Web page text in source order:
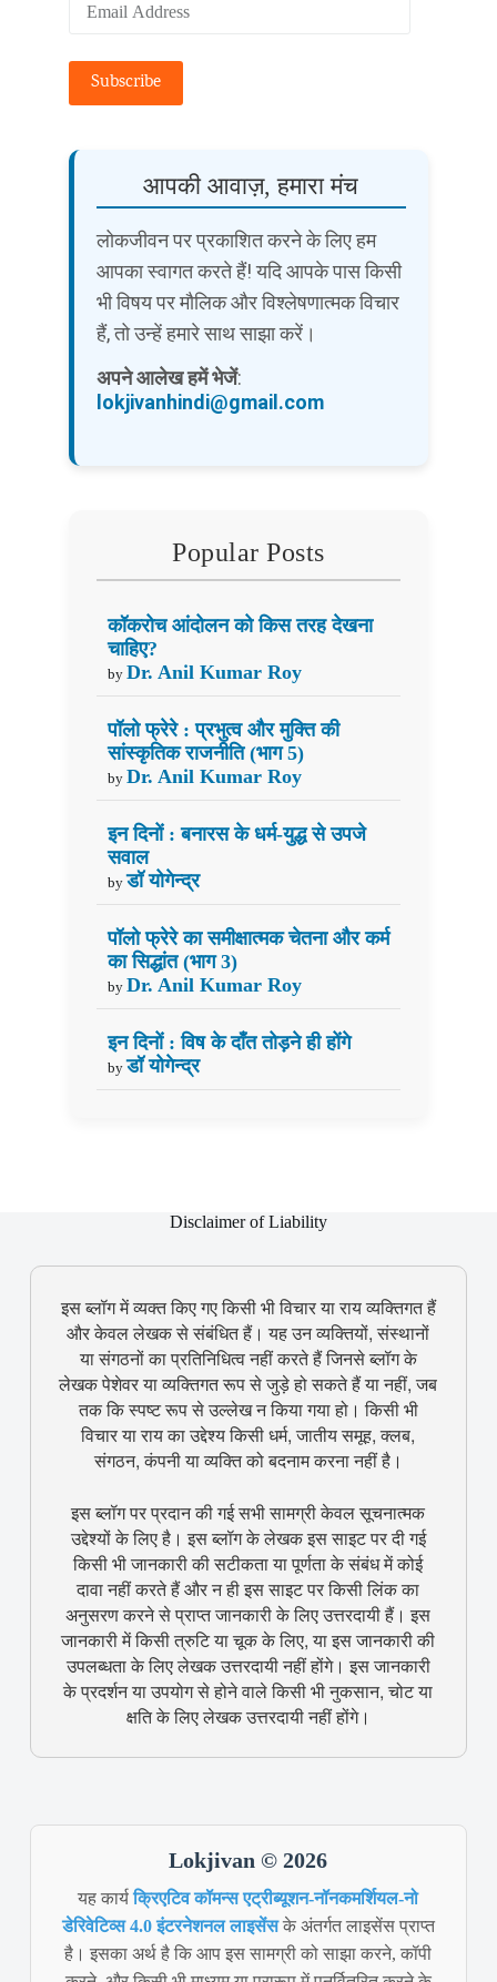
Address
Subscribe
आपकी आवाज़, हमारा मंच
लोकजीवन पर प्रकाशित करने के लिए हम
आपका स्वागत करते हैं! यदि आपके पास किसी
भी विषय पर मौलिक और विश्लेषणात्मक विचार
हैं, तो उन्हें हमारे साथ साझा करें।
अपने आलेख हमें भेजें:
lokjivanhindi@gmail.com
Popular Posts
कॉकरोच आंदोलन को किस तरह देखना
चाहिए?
by Dr. Anil Kumar Roy
पॉलो फ्रेरे : प्रभुत्व और मुक्ति की
सांस्कृतिक राजनीति (भाग 5)
by Dr. Anil Kumar Roy
इन दिनों : बनारस के धर्म-युद्ध से उपजे
सवाल
by डॉ योगेन्द्र
पॉलो फ्रेरे का समीक्षात्मक चेतना और कर्म
का सिद्धांत (भाग 3)
by Dr. Anil Kumar Roy
इन दिनों : विष के दाँत तोड़ने ही होंगे
by डॉ योगेन्द्र
Disclaimer of Liability
इस ब्लॉग में व्यक्त किए गए किसी भी विचार या राय व्यक्तिगत हैं
और केवल लेखक से संबंधित हैं। यह उन व्यक्तियों, संस्थानों
या संगठनों का प्रतिनिधित्व नहीं करते हैं जिनसे ब्लॉग के
लेखक पेशेवर या व्यक्तिगत रूप से जुड़े हो सकते हैं या नहीं, जब
तक कि स्पष्ट रूप से उल्लेख न किया गया हो। किसी भी
विचार या राय का उद्देश्य किसी धर्म, जातीय समूह, क्लब,
संगठन, कंपनी या व्यक्ति को बदनाम करना नहीं है।
इस ब्लॉग पर प्रदान की गई सभी सामग्री केवल सूचनात्मक
उद्देश्यों के लिए है। इस ब्लॉग के लेखक इस साइट पर दी गई
किसी भी जानकारी की सटीकता या पूर्णता के संबंध में कोई
दावा नहीं करते हैं और न ही इस साइट पर किसी लिंक का
अनुसरण करने से प्राप्त जानकारी के लिए उत्तरदायी हैं। इस
जानकारी में किसी त्रुटि या चूक के लिए, या इस जानकारी की
उपलब्धता के लिए लेखक उत्तरदायी नहीं होंगे। इस जानकारी
के प्रदर्शन या उपयोग से होने वाले किसी भी नुकसान, चोट या
क्षति के लिए लेखक उत्तरदायी नहीं होंगे।
Lokjivan © 2026
यह कार्यक्रिएटिव कॉमन्स एट्रीब्यूशन-नॉनकमर्शियल-नो
डेरिवेटिव्स 4.0 इंटरनेशनल लाइसेंसके अंतर्गत लाइसेंस प्राप्त
है। इसका अर्थ है कि आप इस सामग्री को साझा करने, कॉपी